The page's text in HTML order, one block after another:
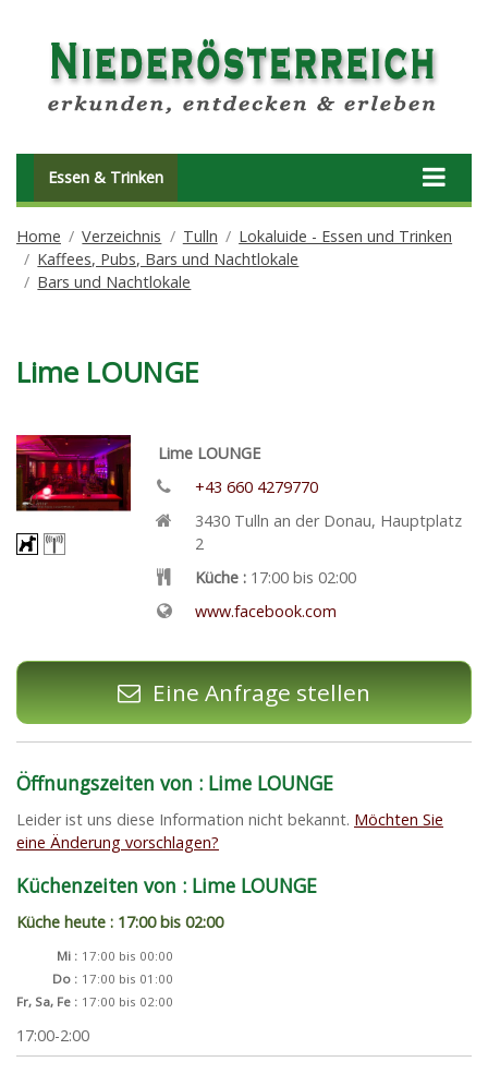
Essen & Trinken
Home Verzeichnis Tulln
Lokaluide - Essen und Trinken
Kaffees, Pubs, Bars und Nachtlokale
Bars und Nachtlokale
Lime LOUNGE
Lime LOUNGE
+43 660 4279770
3430 Tulln an der Donau, Hauptplatz
2
Küche : 17:00 bis 02:00
www.facebook.com
Eine Anfrage stellen
Öffnungszeiten von : Lime LOUNGE
Leider ist uns diese Information nicht bekannt. Möchten Sie
eine Änderung vorschlagen?
Küchenzeiten von : Lime LOUNGE
Küche heute : 17:00 bis 02:00
Mi : 17:00 bis 00:00
Do : 17:00 bis 01:00
Fr, Sa, Fe : 17:00 bis 02:00
17:00-2:00